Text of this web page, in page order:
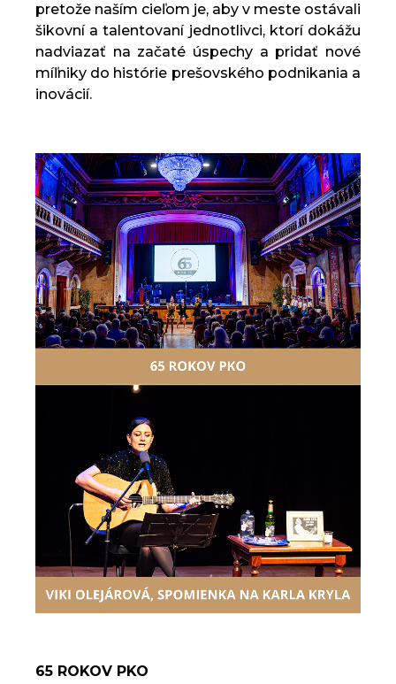
pretože naším cieľom je, aby v meste ostávali
šikovní a talentovaní jednotlivci, ktorí dokážu
nadviazať na začaté úspechy a pridať nové
míľniky do histórie prešovského podnikania a
inovácií.
65 ROKOV PKO